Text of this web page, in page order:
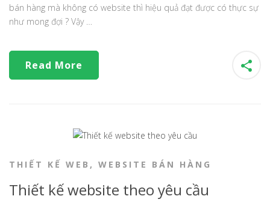
bán hàng mà không có website thì hiệu quả đạt được có thực sự
như mong đợi ? Vậy …
Read More
THIẾT KẾ WEB , WEBSITE BÁN HÀNG
Thiết kế website theo yêu cầu